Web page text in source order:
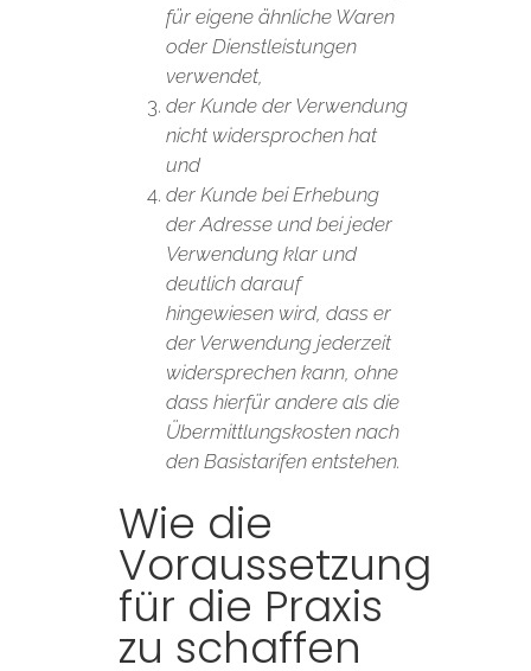
für eigene ähnliche Waren
oder Dienstleistungen
verwendet,
der Kunde der Verwendung
nicht widersprochen hat
und
der Kunde bei Erhebung
der Adresse und bei jeder
Verwendung klar und
deutlich darauf
hingewiesen wird, dass er
der Verwendung jederzeit
widersprechen kann, ohne
dass hierfür andere als die
Übermittlungskosten nach
den Basistarifen entstehen.
Wie die
Voraussetzung
für die Praxis
zu schaffen